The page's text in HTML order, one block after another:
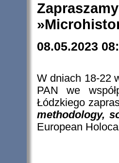
08.05.2023
W dniach 18-22
PAN we
Łódzkiego
methodology,
European